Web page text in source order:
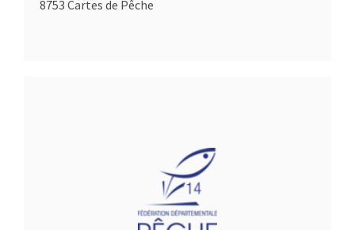
8753 Cartes de Pêche